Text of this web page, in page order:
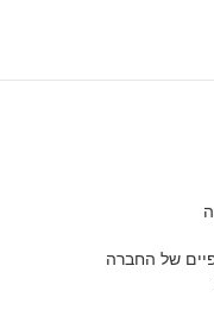
של החברה